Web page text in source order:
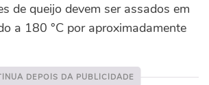
de queijo devem ser assados em
a 180 °C por aproximadamente